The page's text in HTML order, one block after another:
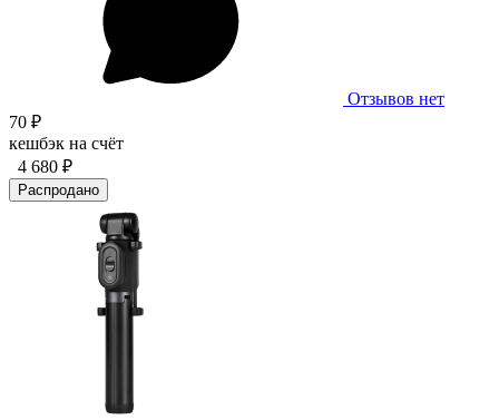
Отзывов нет
70 ₽
кешбэк на счёт
4 680 ₽
Распродано